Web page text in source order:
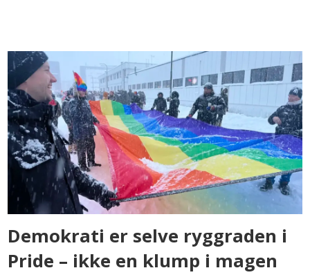
Demokrati er selve ryggraden i
Pride – ikke en klump i magen